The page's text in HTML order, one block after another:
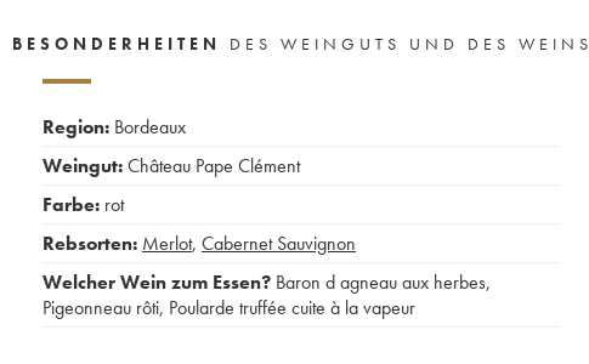
BESONDERHEITEN DES WEINGUTS UND DES WEINS
Region: Bordeaux
Weingut:Château Pape Clément
Farbe: rot
Rebsorten: Merlot, Cabernet Sauvignon
Welcher Wein zum Essen? Baron d agneau aux herbes,
Pigeonneau rôti, Poularde truffée cuite à la vapeur